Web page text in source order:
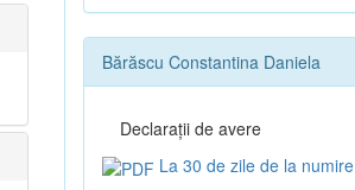
Bărăscu Constantina Daniela
Declaraţii de avere
La 30 de zile de la numire